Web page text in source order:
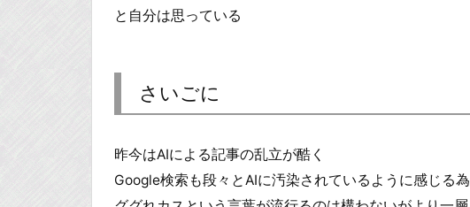
と自分は思っている
さいごに
昨今はAIによる記事の乱立が酷く
Google検索も段々とAIに汚染されているように感じる為